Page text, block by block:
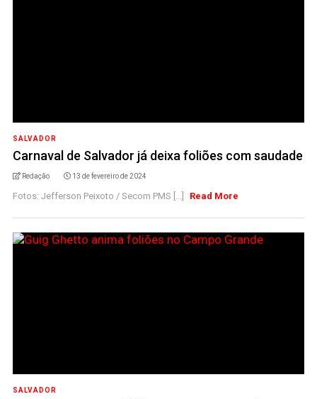
SALVADOR
Carnaval de Salvador já deixa foliões com saudade
Redação 13 de fevereiro de 2024
Fotos: Jefferson Peixoto / Secom PMS [...] Read More
SALVADOR